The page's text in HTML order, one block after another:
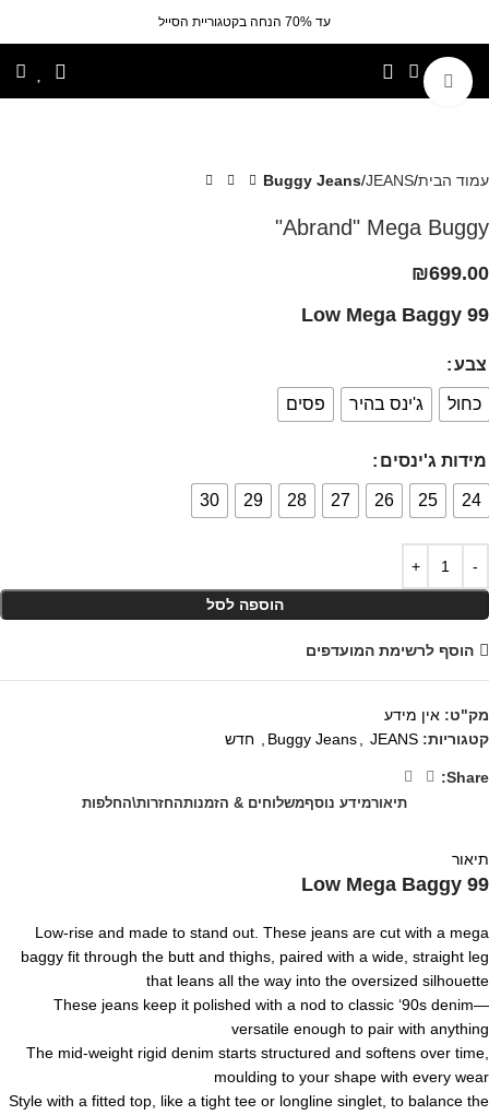
עד 70% הנחה בקטגוריית הסייל
לחצי להגדלה
עמוד הבית JEANS
Buggy Jeans
Abrand" Mega Buggy"
₪699.00
99 Low Mega Baggy
צבע
כחול ג'ינס בהיר פסים
מידות ג'ינסים
24
25
26
27
28
29
30
הוספה לסל
הוסף לרשימת המועדפים
מק"ט: אין מידע
קטגוריות:
Buggy Jeans JEANS חדש
Share:
תיאורמידע נוסףמשלוחים & הזמנותהחזרות\החלפות
תיאור
99 Low Mega Baggy
Low-rise and made to stand out. These jeans are cut with a mega
baggy fit through the butt and thighs, paired with a wide, straight leg
that leans all the way into the oversized silhouette
These jeans keep it polished with a nod to classic ‘90s denim—
versatile enough to pair with anything
The mid-weight rigid denim starts structured and softens over time,
moulding to your shape with every wear
Style with a fitted top, like a tight tee or longline singlet, to balance the